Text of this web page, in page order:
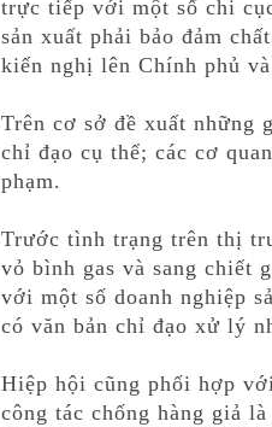
trực tiếp với một số chi
sản xuất phải bảo đảm
kiến nghị lên Chính phủ
Trên cơ sở đề xuất những
chỉ đạo cụ thể; các cơ
phạm.
Trước tình trạng trên thị
vỏ bình gas và sang chiết
với một số doanh nghiệp
có văn bản chỉ đạo xử lý
Hiệp hội cũng phối hợp
công tác chống hàng giả